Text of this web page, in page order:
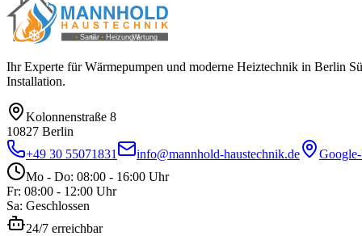
Ihr Experte für Wärmepumpen und moderne Heiztechnik in Berlin
Installation.
Kolonnenstraße 8
10827 Berlin
+49 30 55071831
info@mannhold-haustechnik.de
Mo - Do: 08:00 - 16:00 Uhr
Fr: 08:00 - 12:00 Uhr
Sa: Geschlossen
24/7 erreichbar